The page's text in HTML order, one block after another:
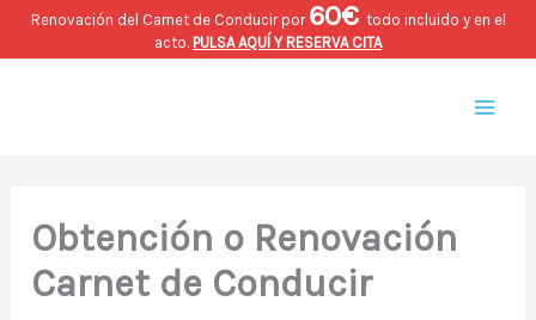
al
Renovación del Carnet de Conducir por 60€ todo incluido y en el
acto. PULSA AQUÍ Y RESERVA CITA
Obtención o Renovación
Carnet de Conducir